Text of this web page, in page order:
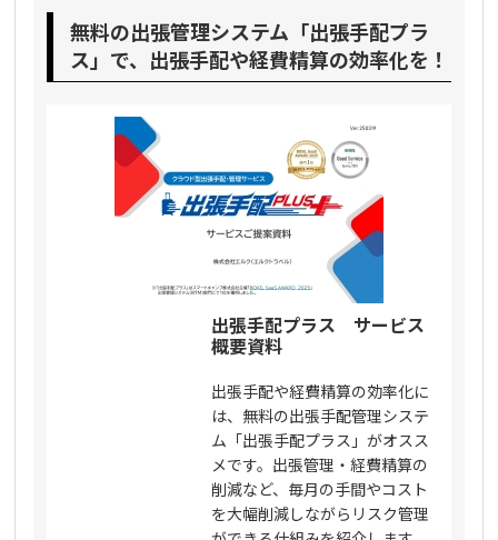
無料の出張管理システム「出張手配プラ
ス」で、出張手配や経費精算の効率化を！
出張手配プラス サービス
概要資料
出張手配や経費精算の効率化に
は、無料の出張手配管理システ
ム「出張手配プラス」がオスス
メです。出張管理・経費精算の
削減など、毎月の手間やコスト
を大幅削減しながらリスク管理